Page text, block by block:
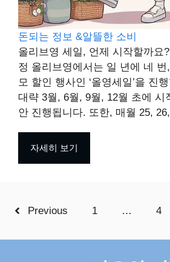
돈되는 정보 &알뜰한 소비
올리브영 세일, 언제 시작할까요
정 올리브영에서는 일 년에 네
모 할인 행사인 ‘올영세일’을 진
대략 3월, 6월, 9월, 12월 초에 시
안 진행됩니다. 또한, 매월 25,
자세히 보기
Previous 1 … 4